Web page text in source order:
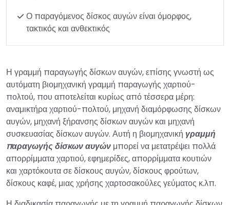
Ο παραγόμενος δίσκος αυγών είναι όμορφος,
τακτικός και ανθεκτικός
Η γραμμή παραγωγής δίσκων αυγών, επίσης γνωστή ως
αυτόματη βιομηχανική γραμμή παραγωγής χαρτιού-
πολτού, που αποτελείται κυρίως από τέσσερα μέρη:
αναμικτήρα χαρτιού-πολτού, μηχανή διαμόρφωσης δίσκων
αυγών, μηχανή ξήρανσης δίσκων αυγών και μηχανή
συσκευασίας δίσκων αυγών. Αυτή η βιομηχανική γραμμή
παραγωγής δίσκων αυγών μπορεί να μετατρέψει πολλά
απορρίμματα χαρτιού, εφημερίδες, απορρίμματα κουτιών
και χαρτόκουτα σε δίσκους αυγών, δίσκους φρούτων,
δίσκους καφέ, μιας χρήσης χαρτοσακούλες γεύματος κ.λπ.